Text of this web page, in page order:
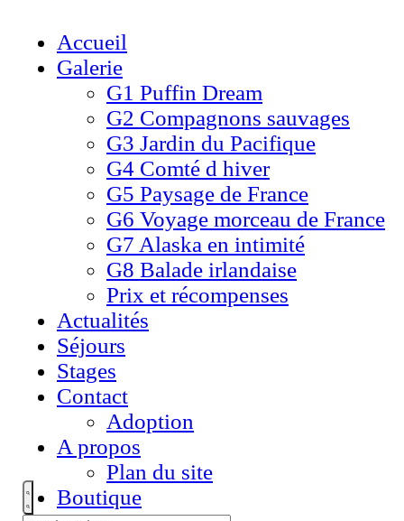
Accueil
Galerie
G1 Puffin Dream
G2 Compagnons sauvages
G3 Jardin du Pacifique
G4 Comté d hiver​
G5 Paysage de France
G6 Voyage morceau de France
G7 Alaska en intimité
G8 Balade irlandaise
Prix et récompenses
Actualités
Séjours
Stages
Contact
Adoption
A propos
Plan du site
Boutique